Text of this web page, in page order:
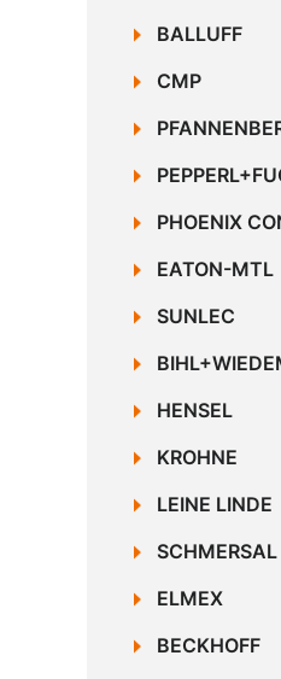
BALLUFF
CMP
PHOENIX
EATON-MTL
SUNLEC
HENSEL
KROHNE
LEINE LINDE
SCHMERSAL
ELMEX
BECKHOFF